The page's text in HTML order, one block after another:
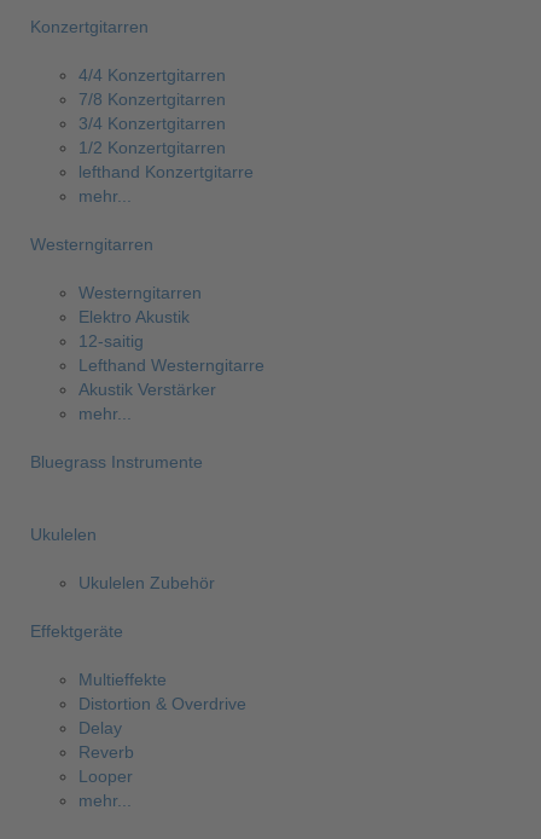
Konzertgitarren
4/4 Konzertgitarren
7/8 Konzertgitarren
3/4 Konzertgitarren
1/2 Konzertgitarren
lefthand Konzertgitarre
mehr...
Westerngitarren
Westerngitarren
Elektro Akustik
12-saitig
Lefthand Westerngitarre
Akustik Verstärker
mehr...
Bluegrass Instrumente
Ukulelen
Ukulelen Zubehör
Effektgeräte
Multieffekte
Distortion & Overdrive
Delay
Reverb
Looper
mehr...